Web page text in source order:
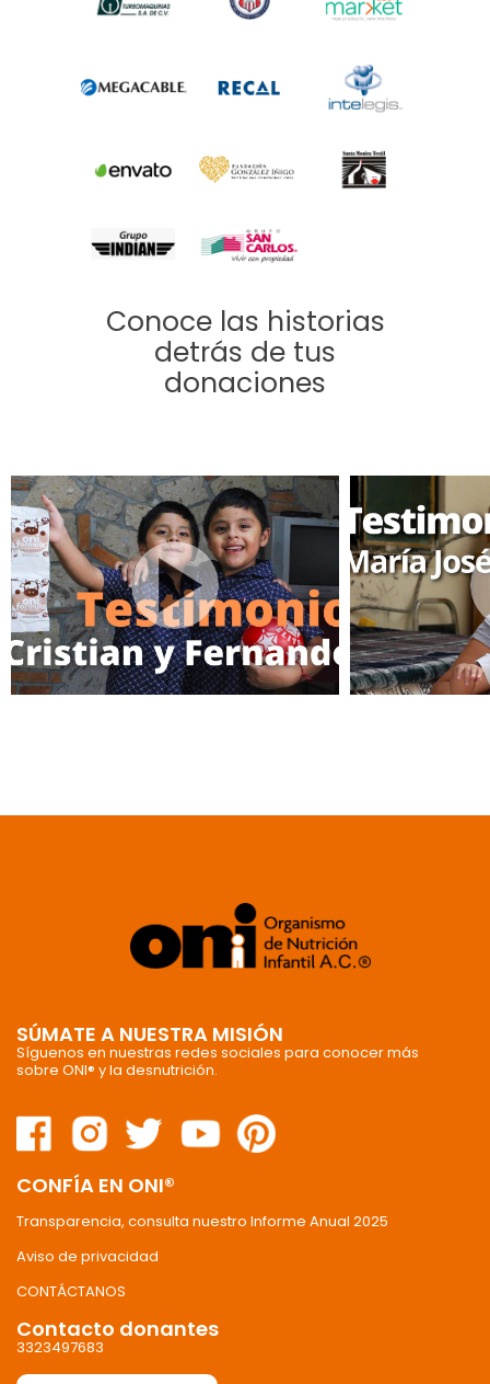
Conoce las historias
detrás de tus
donaciones
SÚMATE A NUESTRA MISIÓN
Síguenos en nuestras redes sociales para conocer más
sobre ONI® y la desnutrición.
CONFÍA EN ONI®
Transparencia, consulta nuestro Informe Anual 2025
Aviso de privacidad
CONTÁCTANOS
Contacto donantes
3323497683